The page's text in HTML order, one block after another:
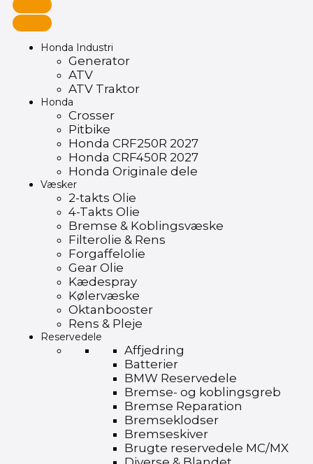
Honda Industri
Generator
ATV
ATV Traktor
Honda
Crosser
Pitbike
Honda CRF250R 2027
Honda CRF450R 2027
Honda Originale dele
Væsker
2-takts Olie
4-Takts Olie
Bremse & Koblingsvæske
Filterolie & Rens
Forgaffelolie
Gear Olie
Kædespray
Kølervæske
Oktanbooster
Rens & Pleje
Reservedele
Affjedring
Batterier
BMW Reservedele
Bremse- og koblingsgreb
Bremse Reparation
Bremseklodser
Bremseskiver
Brugte reservedele MC/MX